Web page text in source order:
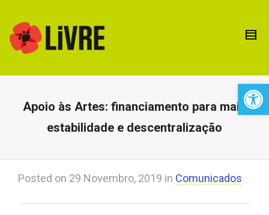
Apoio às Artes: financiamento para mais
estabilidade e descentralização
Posted on 29 Novembro, 2019 in Comunicados